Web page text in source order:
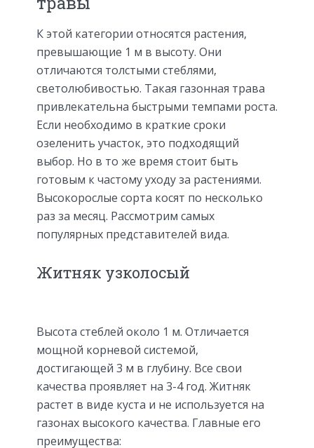
К этой категории относятся растения,
превышающие 1 м в высоту. Они
отличаются толстыми стеблями,
светолюбивостью. Такая газонная трава
привлекательна быстрыми темпами роста.
Если необходимо в краткие сроки
озеленить участок, это подходящий
выбор. Но в то же время стоит быть
готовым к частому уходу за растениями.
Высокорослые сорта косят по несколько
раз за месяц. Рассмотрим самых
популярных представителей вида.
Житняк узколосый
Высота стеблей около 1 м. Отличается
мощной корневой системой,
достигающей 3 м в глубину. Все свои
качества проявляет на 3-4 год. Житняк
растет в виде куста и не используется на
газонах высокого качества. Главные его
преимущества: